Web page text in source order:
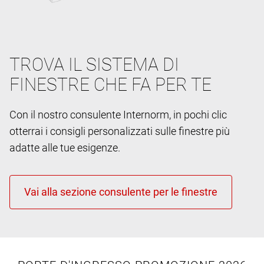
TROVA IL SISTEMA DI
FINESTRE CHE FA PER TE
Con il nostro consulente Internorm, in pochi clic
otterrai i consigli personalizzati sulle finestre più
adatte alle tue esigenze.